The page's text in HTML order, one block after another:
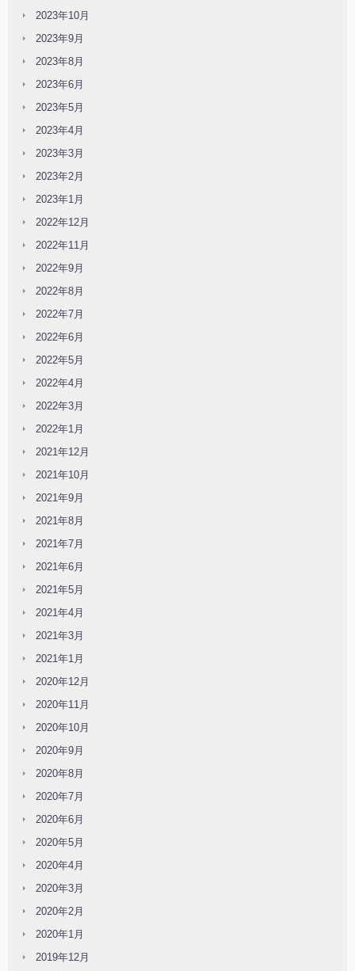
2023年10月
2023年9月
2023年8月
2023年6月
2023年5月
2023年4月
2023年3月
2023年2月
2023年1月
2022年12月
2022年11月
2022年9月
2022年8月
2022年7月
2022年6月
2022年5月
2022年4月
2022年3月
2022年1月
2021年12月
2021年10月
2021年9月
2021年8月
2021年7月
2021年6月
2021年5月
2021年4月
2021年3月
2021年1月
2020年12月
2020年11月
2020年10月
2020年9月
2020年8月
2020年7月
2020年6月
2020年5月
2020年4月
2020年3月
2020年2月
2020年1月
2019年12月